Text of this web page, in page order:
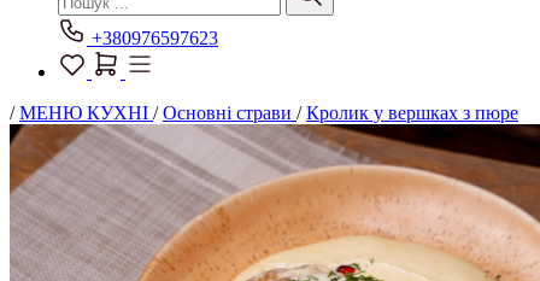
+380976597623
/МЕНЮ КУХНІ /Основні страви /Кролик у вершках з пюре